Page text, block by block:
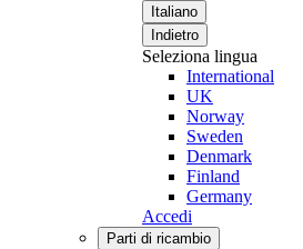
Italiano
Indietro
Seleziona lingua
International
UK
Norway
Sweden
Denmark
Finland
Germany
Accedi
Parti di ricambio